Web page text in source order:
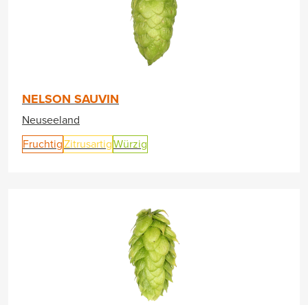
NELSON SAUVIN
Neuseeland
FruchtigZitrusartigWürzig